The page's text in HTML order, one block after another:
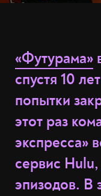
«Футурама»
спустя 10
попытки
этот раз
экспресса»
сервис
эпизодов. В